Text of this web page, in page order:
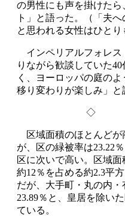
の男性にも声を掛けた
ト」と語った。（「夫
と思われる女性はひとり
インペリアルフォレス
りながら歓談していた
く、ヨーロッパの庭の
移り変わりが楽しみ」と
◇
区域面積のほとんどが
が、区の緑被率は23.22
区に次いで高い。区域
約12％を占める約2.3平
だが、大手町・丸の内
23.89％と、皇居を除い
ている。